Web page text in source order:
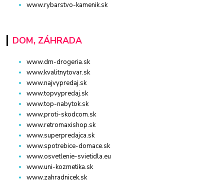
www.rybarstvo-kamenik.sk
DOM, ZÁHRADA
www.dm-drogeria.sk
www.kvalitnytovar.sk
www.najvypredaj.sk
www.topvypredaj.sk
www.top-nabytok.sk
www.proti-skodcom.sk
www.retromaxishop.sk
www.superpredajca.sk
www.spotrebice-domace.sk
www.osvetlenie-svietidla.eu
www.uni-kozmetika.sk
www.zahradnicek.sk